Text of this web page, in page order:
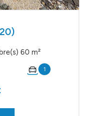
Maison 3 pièce(s) 2 chambre(s) 60 m²
1